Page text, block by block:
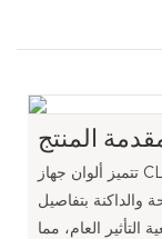
المنتج
تتميز ألوان جهاز CL-6002 بحيوية مذهلة، مما يضفي على أعمالك
والداكنة بتفاصيل
التأثير العام، مما